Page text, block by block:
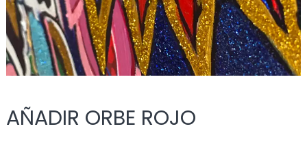
AÑADIR ORBE ROJO